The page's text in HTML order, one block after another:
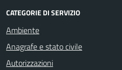
CATEGORIE DI SERVIZIO
Ambiente
Anagrafe e stato civile
Autorizzazioni